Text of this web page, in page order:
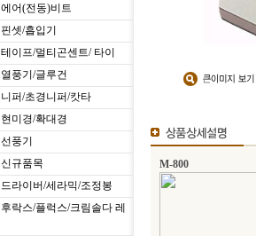
에어(전동)비트
핀셋/흡입기
테이프/멀티곤센트/ 타이
열풍기/글루건
니퍼/초경니퍼/캇타
현미경/확대경
선풍기
신규품목
드라이버/세라믹/조정봉
후락스/플럭스/크림솔다 레
M-800